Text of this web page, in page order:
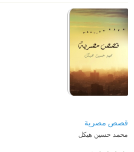
قصص مصرية
محمد حسين هيكل